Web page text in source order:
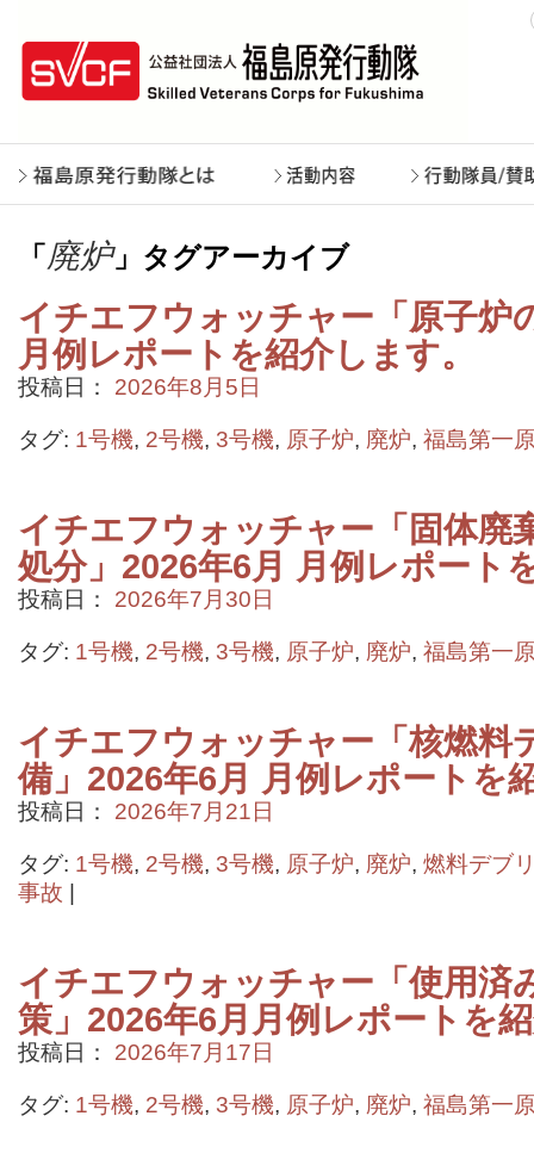
「 廃炉」タグアーカイブ
イチエフウォッチャー「原子炉
月例レポートを紹介します。
投稿日： 2026年8月5日
タグ: 1号機, 2号機, 3号機, 原子炉, 廃炉, 福島第一
イチエフウォッチャー「固体廃
処分」2026年6月 月例レポート
投稿日： 2026年7月30日
タグ: 1号機, 2号機, 3号機, 原子炉, 廃炉, 福島第一
イチエフウォッチャー「核燃料
備」2026年6月 月例レポートを
投稿日： 2026年7月21日
タグ: 1号機, 2号機, 3号機, 原子炉, 廃炉, 燃料デブ
事故
イチエフウォッチャー「使用済
策」2026年6月月例レポートを
投稿日： 2026年7月17日
タグ: 1号機, 2号機, 3号機, 原子炉, 廃炉, 福島第一